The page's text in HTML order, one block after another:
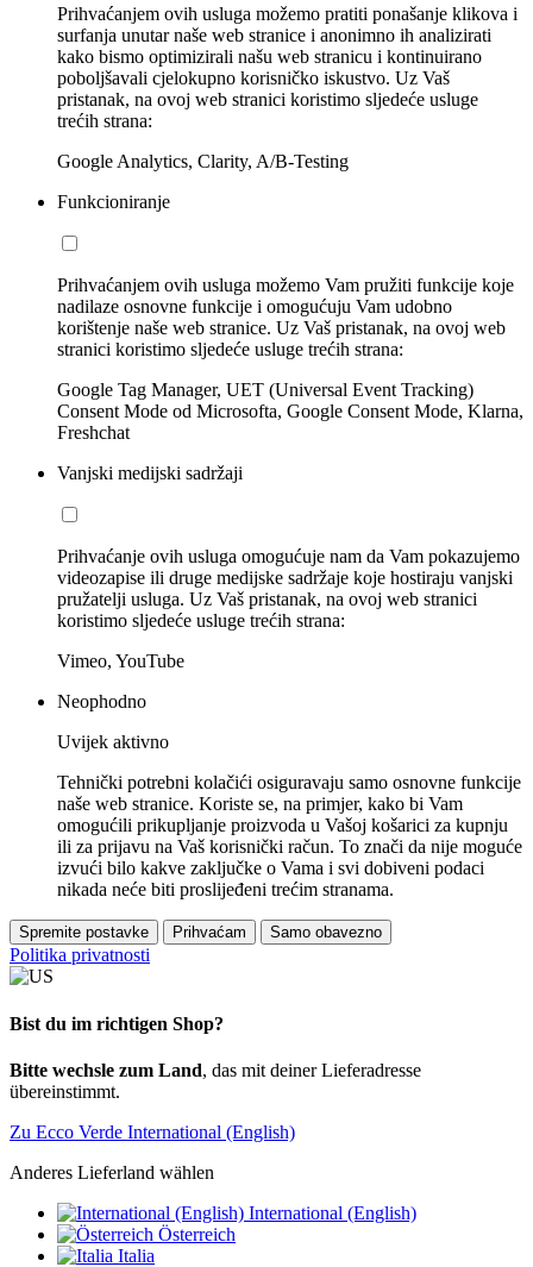
Prihvaćanjem ovih usluga možemo pratiti ponašanje klikova i
surfanja unutar naše web stranice i anonimno ih analizirati
kako bismo optimizirali našu web stranicu i kontinuirano
poboljšavali cjelokupno korisničko iskustvo. Uz Vaš
pristanak, na ovoj web stranici koristimo sljedeće usluge
trećih strana:
Google Analytics, Clarity, A/B-Testing
Funkcioniranje
Prihvaćanjem ovih usluga možemo Vam pružiti funkcije koje
nadilaze osnovne funkcije i omogućuju Vam udobno
korištenje naše web stranice. Uz Vaš pristanak, na ovoj web
stranici koristimo sljedeće usluge trećih strana:
Google Tag Manager, UET (Universal Event Tracking)
Consent Mode od Microsofta, Google Consent Mode, Klarna,
Freshchat
Vanjski medijski sadržaji
Prihvaćanje ovih usluga omogućuje nam da Vam pokazujemo
videozapise ili druge medijske sadržaje koje hostiraju vanjski
pružatelji usluga. Uz Vaš pristanak, na ovoj web stranici
koristimo sljedeće usluge trećih strana:
Vimeo, YouTube
Neophodno
Uvijek aktivno
Tehnički potrebni kolačići osiguravaju samo osnovne funkcije
naše web stranice. Koriste se, na primjer, kako bi Vam
omogućili prikupljanje proizvoda u Vašoj košarici za kupnju
ili za prijavu na Vaš korisnički račun. To znači da nije moguće
izvući bilo kakve zaključke o Vama i svi dobiveni podaci
nikada neće biti proslijeđeni trećim stranama.
Spremite postavke Prihvaćam Samo obavezno
Politika privatnosti
Bist du im richtigen Shop?
Bitte wechsle zum Land, das mit deiner Lieferadresse
übereinstimmt.
Zu Ecco Verde International (English)
Anderes Lieferland wählen
International (English)
Österreich
Italia